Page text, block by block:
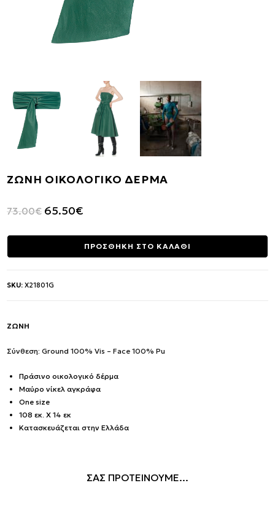
ΖΩΝΗ ΟΙΚΟΛΟΓΙΚΟ ΔΕΡΜΑ
73.00€ Original
73.00€.
65.50€
είναι:
ΠΡΟΣΘΗΚΗ ΣΤΟ ΚΑΛΑΘΙ
SKU:X21801G
ΖΩΝΗ
Σύνθεση: Ground 100% Vis – Face 100% Pu
Πράσινο οικολογικό δέρμα
Μαύρο νίκελ αγκράφα
One size
108 εκ. Χ 14 εκ
Κατασκευάζεται στην Ελλάδα
ΣΑΣ ΠΡΟΤΕΙΝΟΥΜΕ...